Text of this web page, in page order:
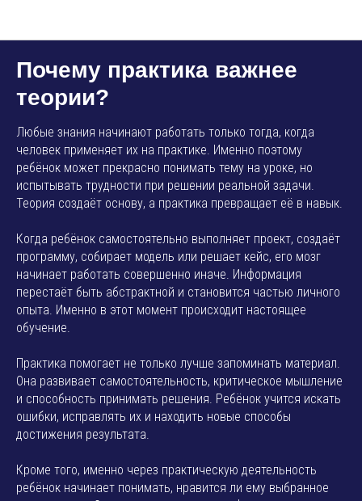
Почему практика важнее
теории?
Любые знания начинают работать только тогда, когда
человек применяет их на практике. Именно поэтому
ребёнок может прекрасно понимать тему на уроке, но
испытывать трудности при решении реальной задачи.
Теория создаёт основу, а практика превращает её в навык.
Когда ребёнок самостоятельно выполняет проект, создаёт
программу, собирает модель или решает кейс, его мозг
начинает работать совершенно иначе. Информация
перестаёт быть абстрактной и становится частью личного
опыта. Именно в этот момент происходит настоящее
обучение.
Практика помогает не только лучше запоминать материал.
Она развивает самостоятельность, критическое мышление
и способность принимать решения. Ребёнок учится искать
ошибки, исправлять их и находить новые способы
достижения результата.
Кроме того, именно через практическую деятельность
ребёнок начинает понимать, нравится ли ему выбранное